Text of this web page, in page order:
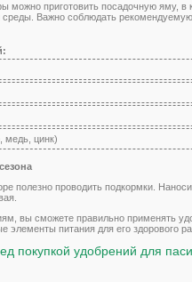
можно приготовить посадочную яму, в
среды. Важно соблюдать
медь, цинк)
полезно проводить подкормки.
вы сможете правильно применять
элементы питания для его здорового
покупкой удобрений для